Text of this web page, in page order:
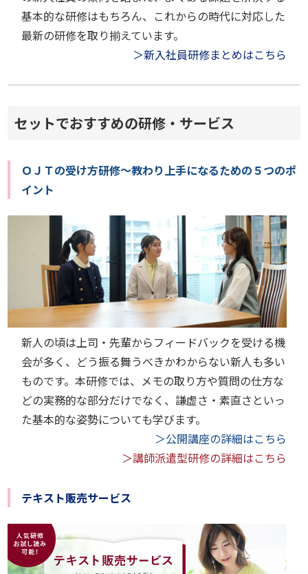
基本的な研修はもちろん、これからの時代に対応した
最新の研修を取り揃えています。
＞新入社員研修まとめはこちら
セットでおすすめの研修・サービス
ＯＪＴの受け方研修～教わり上手になるための５つのポ
イント
新人の頃は上司・先輩からフィードバックを受ける機
会が多く、どう振る舞うべきかわからない新人も多い
ものです。本研修では、メモの取り方や質問の仕方な
どの実務的な部分だけでなく、謙虚さ・素直さといっ
た基本的な姿勢についても学びます。
＞公開講座の詳細はこちら
＞講師派遣型研修の詳細はこちら
テキスト販売サービス